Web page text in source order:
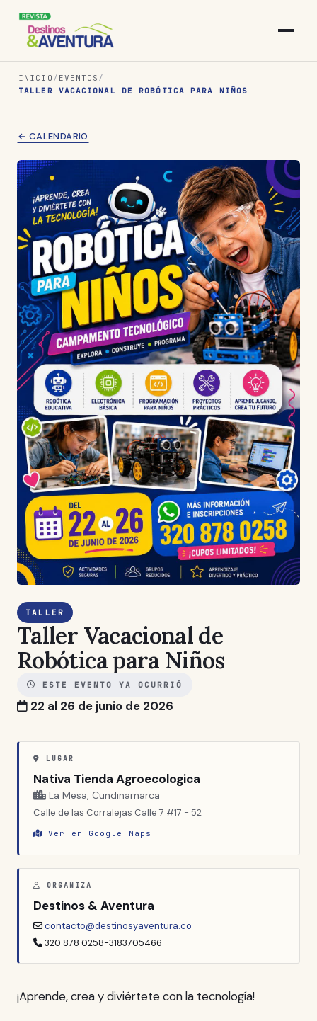
INICIO / EVENTOS /
TALLER VACACIONAL DE ROBÓTICA PARA NIÑOS
← CALENDARIO
TALLER
Taller Vacacional de
Robótica para Niños
ESTE EVENTO YA OCURRIÓ
22 al 26 de junio de 2026
LUGAR
Nativa Tienda Agroecologica
La Mesa, Cundinamarca
Calle de las Corralejas Calle 7 #17 - 52
Ver en Google Maps
ORGANIZA
Destinos & Aventura
contacto@destinosyaventura.co
320 878 0258-3183705466
¡Aprende, crea y diviértete con la tecnología!